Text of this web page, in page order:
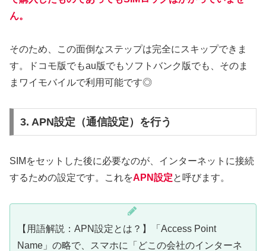
ん。
そのため、この面倒なステップは完全にスキップできま
す。ドコモ版でもau版でもソフトバンク版でも、そのま
まワイモバイルで利用可能です◎
3. APN設定（通信設定）を行う
SIMをセットした後に必要なのが、インターネットに接続
するための設定です。これをAPN設定と呼びます。
【用語解説：APN設定とは？】「Access Point
Name」の略で、スマホに「どこの会社のインターネ